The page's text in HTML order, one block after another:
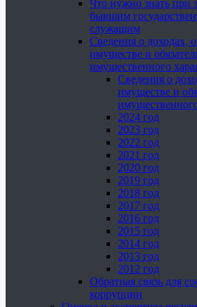
Что нужно знать при
бывшим
служащим
Сведения о доходах,
имуществе и
имущественного
Сведения о
имуществе и
2024 год
2023 год
2022 год
2021 год
2020 год
2019 год
2018 год
2017 год
2016 год
2015 год
2014 год
2013 год
2012 год
Обратная связь для
коррупции